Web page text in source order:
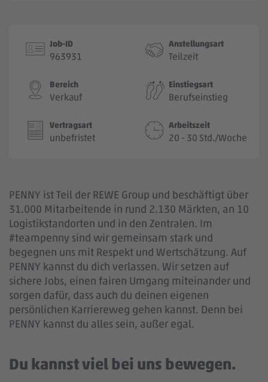
Job-ID
963931
Anstellungsart
Teilzeit
Bereich
Verkauf
Einstiegsart
Berufseinstieg
Vertragsart
unbefristet
Arbeitszeit
20 - 30 Std./Woche
PENNY ist Teil der REWE Group und beschäftigt über
31.000 Mitarbeitende in rund 2.130 Märkten, an 10
Logistikstandorten und in den Zentralen. Im
#teampenny sind wir gemeinsam stark und
begegnen uns mit Respekt und Wertschätzung. Auf
PENNY kannst du dich verlassen. Wir setzen auf
sichere Jobs, einen fairen Umgang miteinander und
sorgen dafür, dass auch du deinen eigenen
persönlichen Karriereweg gehen kannst. Denn bei
PENNY kannst du alles sein, außer egal.
Du kannst viel bei uns bewegen.